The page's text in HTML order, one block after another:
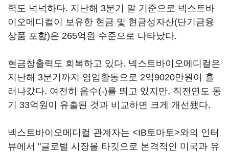
력도 넉넉하다. 지난해 3분기 말 기준으로 넥스트바
이오메디컬이 보유한 현금 및 현금성자산(단기금융
상품 포함)은 265억원 수준으로 나타났다.
현금창출력도 회복하고 있다. 넥스트바이오메디컬은
지난해 3분기까지 영업활동으로 2억9020만원이 흘
러나갔다. 여전히 음수(-)를 띄고 있지만, 직전연도 동
기 33억원이 유출된 것과 비교하면 크게 개선됐다.
넥스트바이오메디컬 관계자는 <IB토마토>와의 인터
뷰에서 "글로벌 시장을 타깃으로 본격적인 미국과 유